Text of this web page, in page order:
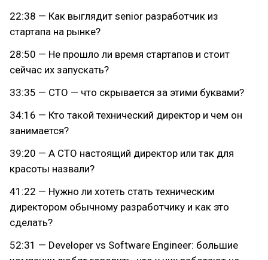
22:38 — Как выглядит senior разработчик из
стартапа на рынке?
28:50 — Не прошло ли время стартапов и стоит
сейчас их запускать?
33:35 — CTO — что скрывается за этими буквами?
34:16 — Кто такой технический директор и чем он
занимается?
39:20 — А CTO настоящий директор или так для
красоты назвали?
41:22 — Нужно ли хотеть стать техническим
директором обычному разработчику и как это
сделать?
52:31 — Developer vs Software Engineer: большие